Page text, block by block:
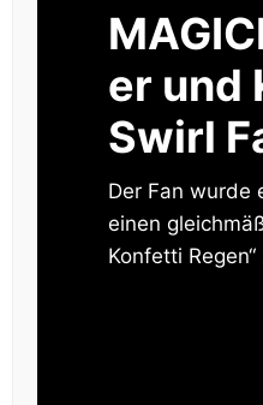
er und
Swirl
Der Fan wurde
einen
Konfetti